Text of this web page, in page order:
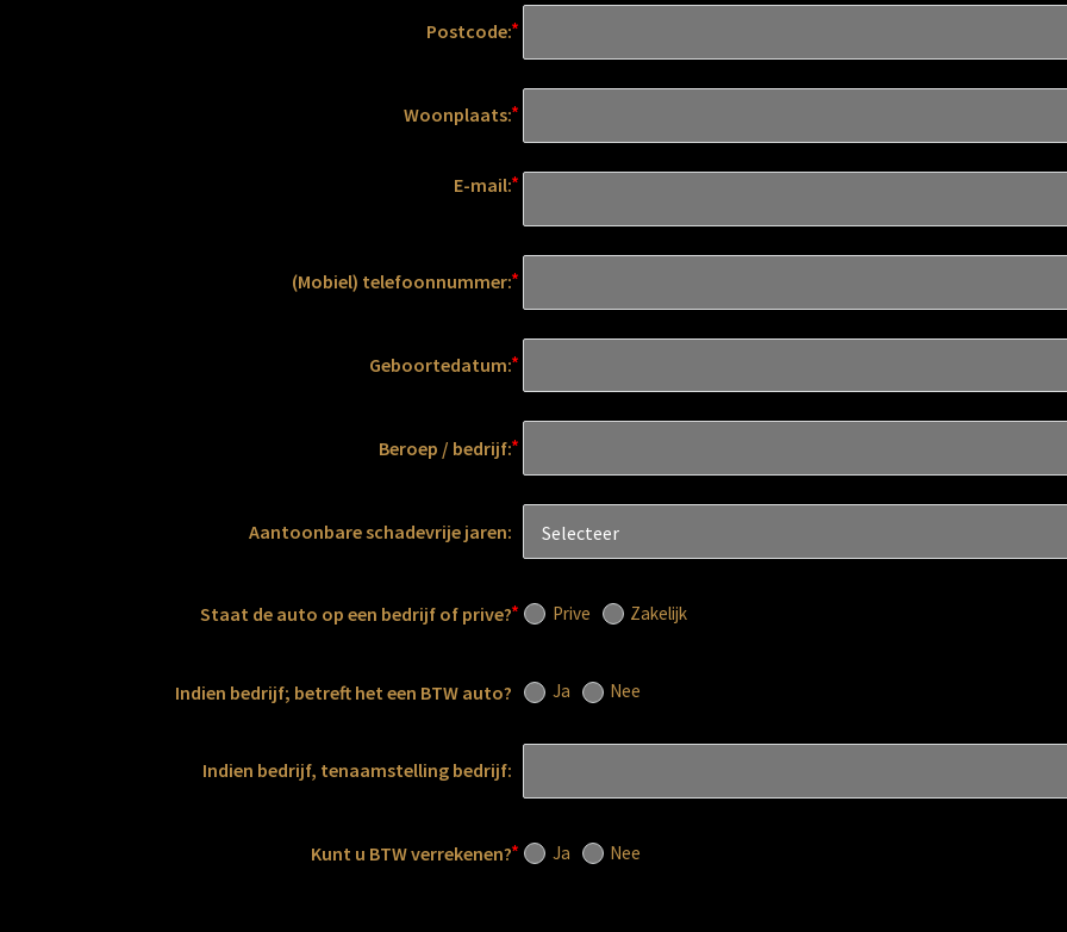
Postcode:
Woonplaats:
E-mail:
(Mobiel) telefoonnummer:
Geboortedatum:
Beroep / bedrijf:
Aantoonbare schadevrije jaren:
Staat de auto op een bedrijf of prive? Prive Zakelijk
Indien bedrijf; betreft het een BTW auto? Ja Nee
Indien bedrijf, tenaamstelling bedrijf:
Kunt u BTW verrekenen? Ja Nee